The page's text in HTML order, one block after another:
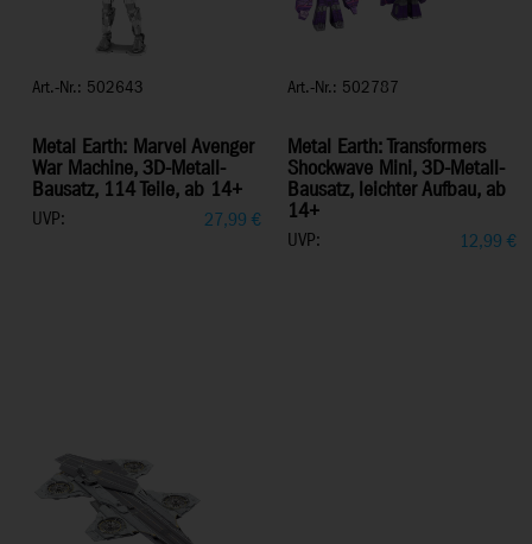
Art.-Nr.: 502643
Metal Earth: Marvel Avenger
War Machine, 3D-Metall-
Bausatz, 114 Teile, ab 14+
UVP: 27,99 €
Art.-Nr.: 502787
Metal Earth: Transformers
Shockwave Mini, 3D-Metall-
Bausatz, leichter Aufbau, ab
14+
UVP: 12,99 €